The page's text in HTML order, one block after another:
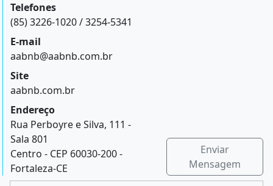
Telefones
(85) 3226-1020 / 3254-5341
E-mail
aabnb@aabnb.com.br
Site
aabnb.com.br
Endereço
Rua Perboyre e Silva, 111 -
Sala 801
Centro - CEP 60030-200 -
Fortaleza-CE
Enviar
Mensagem